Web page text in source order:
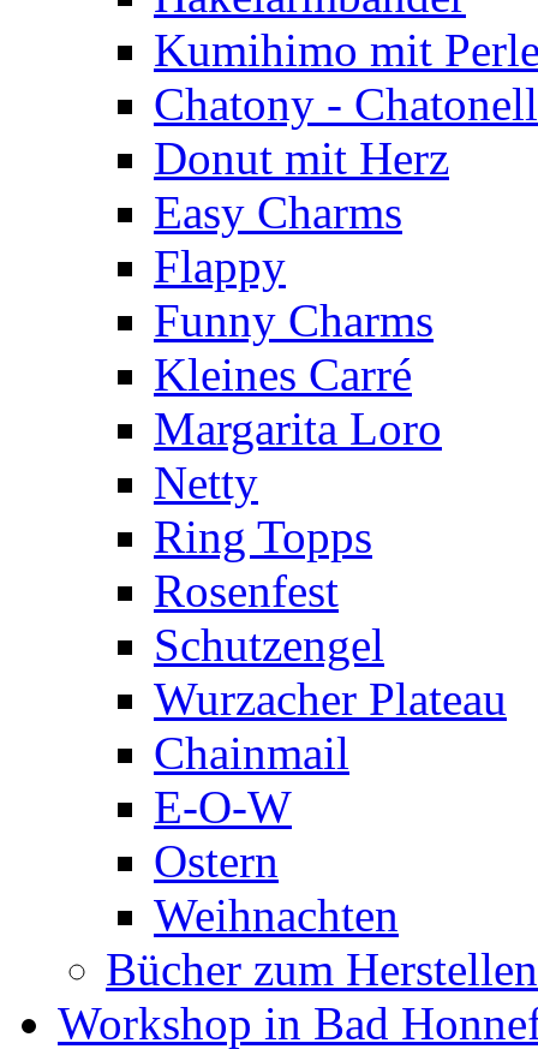
Kumihimo mit
Chatony -
Donut mit Herz
Easy Charms
Flappy
Funny Charms
Kleines Carré
Margarita Loro
Netty
Ring Topps
Rosenfest
Schutzengel
Wurzacher Plateau
Chainmail
E-O-W
Ostern
Weihnachten
Bücher zum
Workshop in Bad